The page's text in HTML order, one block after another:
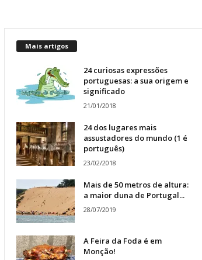
Mais artigos
24 curiosas expressões
portuguesas: a sua origem e
significado
21/01/2018
24 dos lugares mais
assustadores do mundo (1 é
português)
23/02/2018
Mais de 50 metros de altura:
a maior duna de Portugal...
28/07/2019
A Feira da Foda é em
Monção!